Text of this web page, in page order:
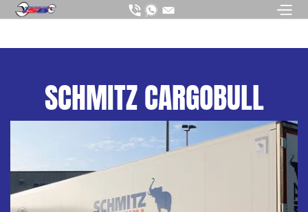
SCHMITZ CARGOBULL